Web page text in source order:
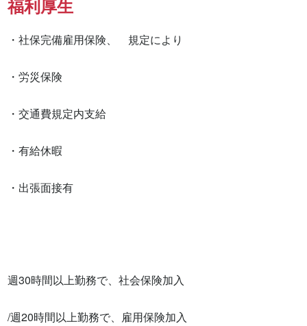
福利厚生
・社保完備雇用保険、　規定により
・労災保険
・交通費規定内支給
・有給休暇
・出張面接有
週30時間以上勤務で、社会保険加入
/週20時間以上勤務で、雇用保険加入